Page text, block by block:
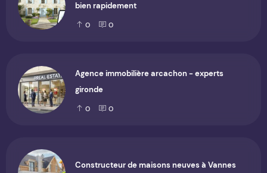
bien rapidement
0 0
Agence immobilière arcachon - experts
gironde
0 0
Constructeur de maisons neuves à Vannes